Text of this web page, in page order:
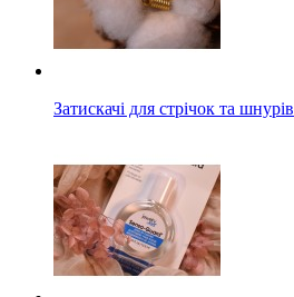
Затискачі для стрічок та шнурів